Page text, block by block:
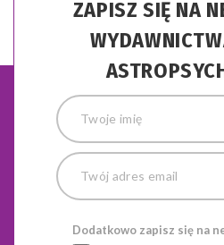
ZAPISZ SIĘ NA
Dodatkowo zapisz się na